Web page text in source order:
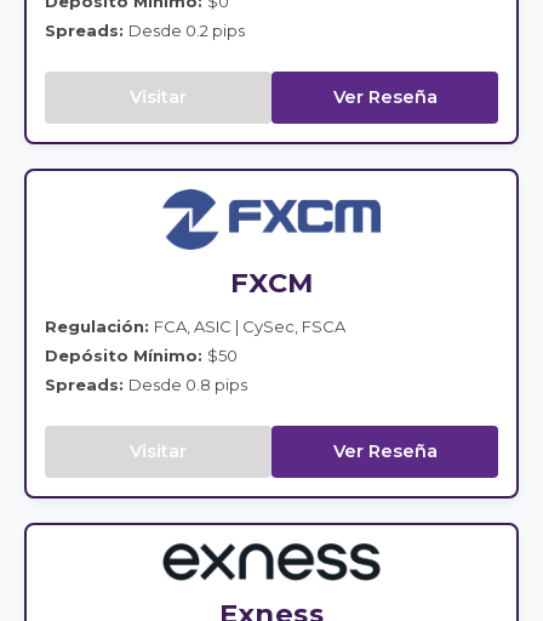
Spreads: Desde 0.2 pips
Visitar Ver Reseña
FXCM
Regulación: FCA, ASIC | CySec, FSCA
Depósito Mínimo: $50
Spreads: Desde 0.8 pips
Visitar Ver Reseña
Exness